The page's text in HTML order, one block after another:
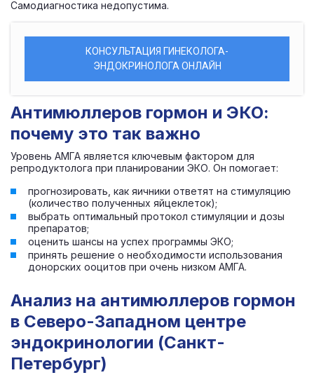
Самодиагностика недопустима.
КОНСУЛЬТАЦИЯ ГИНЕКОЛОГА-
ЭНДОКРИНОЛОГА ОНЛАЙН
Антимюллеров гормон и ЭКО:
почему это так важно
Уровень АМГА является ключевым фактором для
репродуктолога при планировании ЭКО. Он помогает:
прогнозировать, как яичники ответят на стимуляцию
(количество полученных яйцеклеток);
выбрать оптимальный протокол стимуляции и дозы
препаратов;
оценить шансы на успех программы ЭКО;
принять решение о необходимости использования
донорских ооцитов при очень низком АМГА.
Анализ на антимюллеров гормон
в Северо-Западном центре
эндокринологии (Санкт-
Петербург)